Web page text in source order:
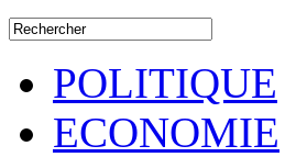
POLITIQUE
ECONOMIE